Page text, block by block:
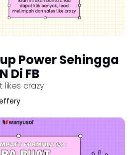
Power Sehingga
Di FB
likes crazy